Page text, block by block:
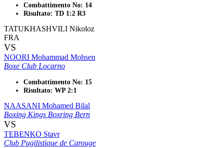
Combattimento No: 14
Risultato: TD 1:2 R3
TATUKHASHVILI Nikoloz
FRA
VS
NOORI Mohammad Mohsen
Boxe Club Locarno
Combattimento No: 15
Risultato: WP 2:1
NAASANI Mohamed Bilal
Boxing Kings Boxring Bern
VS
TEBENKO Stavr
Club Pugilistique de Carouge